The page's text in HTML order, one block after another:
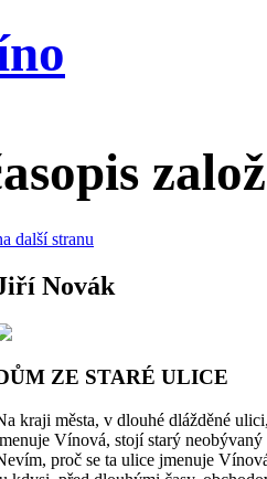
další stranu
Novák
ZE STARÉ ULICE
kraji města, v dlouhé dlážděné
Vínová, stojí starý neobývaný
proč se ta ulice jmenuje